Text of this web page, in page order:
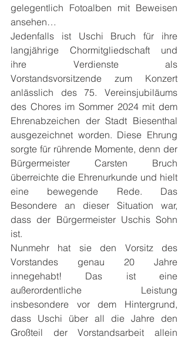
gelegentlich Fotoalben mit Beweisen
ansehen…
Jedenfalls ist Uschi Bruch für ihre
langjährige Chormitgliedschaft und
ihre Verdienste als
Vorstandsvorsitzende zum Konzert
anlässlich des 75. Vereinsjubiläums
des Chores im Sommer 2024 mit dem
Ehrenabzeichen der Stadt Biesenthal
ausgezeichnet worden. Diese Ehrung
sorgte für rührende Momente, denn der
Bürgermeister Carsten Bruch
überreichte die Ehrenurkunde und hielt
eine bewegende Rede. Das
Besondere an dieser Situation war,
dass der Bürgermeister Uschis Sohn
ist.
Nunmehr hat sie den Vorsitz des
Vorstandes genau 20 Jahre
innegehabt! Das ist eine
außerordentliche Leistung
insbesondere vor dem Hintergrund,
dass Uschi über all die Jahre den
Großteil der Vorstandsarbeit allein